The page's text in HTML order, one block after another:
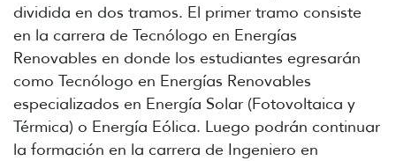
dividida en dos tramos. El primer tramo consiste
en la carrera de Tecnólogo en Energías
Renovables en donde los estudiantes egresarán
como Tecnólogo en Energías Renovables
especializados en Energía Solar (Fotovoltaica y
Térmica) o Energía Eólica. Luego podrán continuar
la formación en la carrera de Ingeniero en